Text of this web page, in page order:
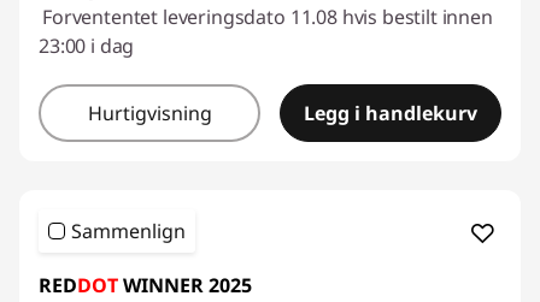
Forvententet leveringsdato 11.08 hvis bestilt innen
23:00 i dag
Hurtigvisning Legg i handlekurv
Sammenlign
REDDOTWINNER 2025